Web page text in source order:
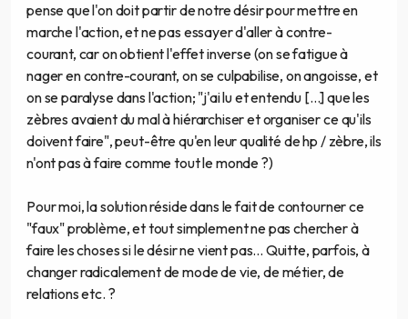
pense que l'on doit partir de notre désir pour mettre en
marche l'action, et ne pas essayer d'aller à contre-
courant, car on obtient l'effet inverse (on se fatigue à
nager en contre-courant, on se culpabilise, on angoisse, et
on se paralyse dans l'action; "j'ai lu et entendu [...] que les
zèbres avaient du mal à hiérarchiser et organiser ce qu'ils
doivent faire", peut-être qu'en leur qualité de hp / zèbre, ils
n'ont pas à faire comme tout le monde ?)
Pour moi, la solution réside dans le fait de contourner ce
"faux" problème, et tout simplement ne pas chercher à
faire les choses si le désir ne vient pas... Quitte, parfois, à
changer radicalement de mode de vie, de métier, de
relations etc. ?